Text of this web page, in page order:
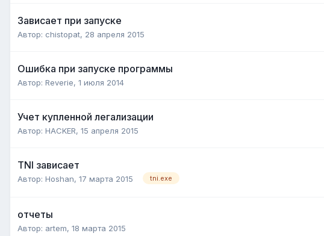
Зависает при запуске
Автор: chistopat, 28 апреля 2015
Ошибка при запуске программы
Автор: Reverie, 1 июля 2014
Учет купленной легализации
Автор: HACKER, 15 апреля 2015
TNI зависает
Автор: Hoshan, 17 марта 2015 tni.exe
отчеты
Автор: artem, 18 марта 2015